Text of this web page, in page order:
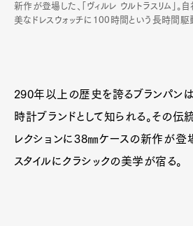
新作が登場した、「ヴィルレ ウルトラスリム」。
美なドレスウォッチに100時間という長時間駆
290年以上の歴史を誇るブランパン
時計ブランドとして知られる。その伝
レクションに38㎜ケースの新作が登
スタイルにクラシックの美学が宿る。